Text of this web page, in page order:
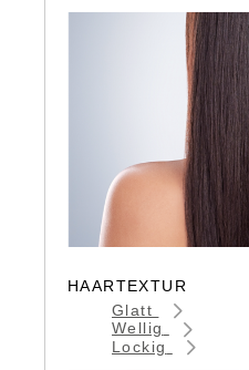
HAARTEXTUR
Glatt
Wellig
Lockig